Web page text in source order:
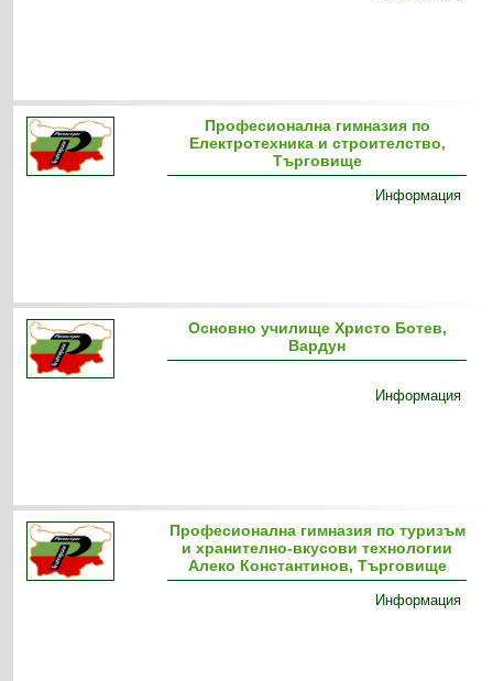
Професионална гимназия по
Електротехника и строителство,
Търговище
Информация
Основно училище Христо Ботев,
Вардун
Информация
Професионална гимназия по туризъм
и хранително-вкусови технологии
Алеко Константинов, Търговище
Информация